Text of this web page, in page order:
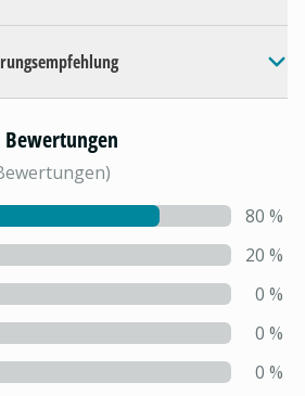
Bewertungen
)
80 %
20 %
0 %
0 %
0 %